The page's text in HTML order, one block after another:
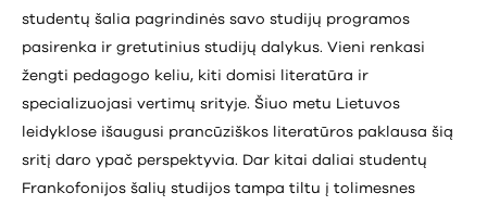
studentų šalia pagrindinės savo studijų programos
pasirenka ir gretutinius studijų dalykus. Vieni renkasi
žengti pedagogo keliu, kiti domisi literatūra ir
specializuojasi vertimų srityje. Šiuo metu Lietuvos
leidyklose išaugusi prancūziškos literatūros paklausa šią
sritį daro ypač perspektyvia. Dar kitai daliai studentų
Frankofonijos šalių studijos tampa tiltu į tolimesnes